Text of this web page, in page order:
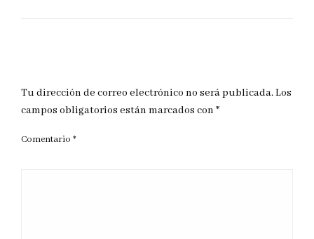
Tu dirección de correo electrónico no será publicada.Los
campos obligatorios están marcados con *
Comentario *